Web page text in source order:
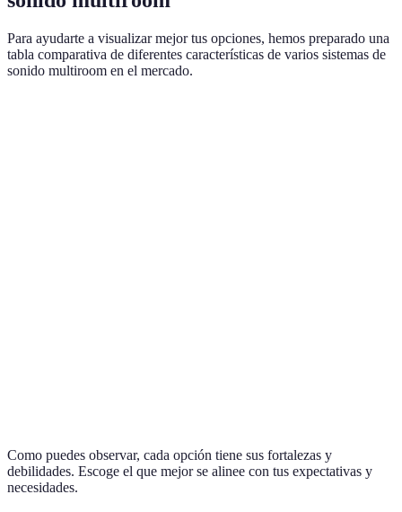
Para ayudarte a visualizar mejor tus opciones, hemos preparado una
tabla comparativa de diferentes características de varios sistemas de
sonido multiroom en el mercado.
Como puedes observar, cada opción tiene sus fortalezas y
debilidades. Escoge el que mejor se alinee con tus expectativas y
necesidades.